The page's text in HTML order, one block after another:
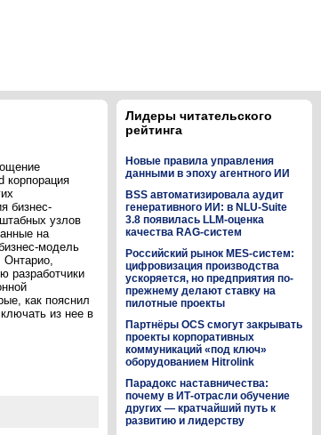
корпорация
бизнес-
узлов
на
модель
Онтарио,
разработчики
как пояснил
из нее в
Лидеры читательского
рейтинга
Новые правила управления
данными в эпоху агентного ИИ
BSS автоматизировала аудит
генеративного ИИ: в NLU-Suite
3.8 появилась LLM-оценка
качества RAG-систем
Российский рынок MES-систем:
цифровизация производства
ускоряется, но предприятия по-
прежнему делают ставку на
пилотные проекты
Партнёры OCS смогут закрывать
проекты корпоративных
коммуникаций «под ключ»
оборудованием Hitrolink
Парадокс наставничества:
почему в ИТ-отрасли обучение
других — кратчайший путь к
развитию и лидерству